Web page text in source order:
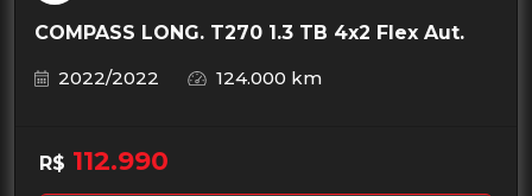
COMPASS LONG. T270 1.3 TB 4x2 Flex Aut.
2022/2022
124.000 km
R$ 112.990